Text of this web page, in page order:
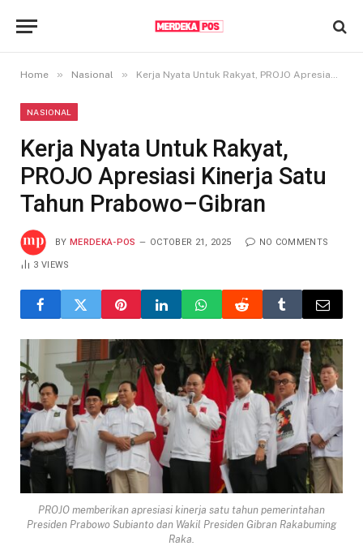
Home » Nasional » Kerja Nyata Untuk Rakyat, PROJO Apresiasi Kinerja Satu Tahun Prabowo–Gibran
NASIONAL
Kerja Nyata Untuk Rakyat,
PROJO Apresiasi Kinerja Satu
Tahun Prabowo–Gibran
BY MERDEKA-POS OCTOBER 21, 2025 NO COMMENTS
3VIEWS
PROJO memberikan apresiasi kinerja satu tahun pemerintahan
Presiden Prabowo Subianto dan Wakil Presiden Gibran Rakabuming
Raka.